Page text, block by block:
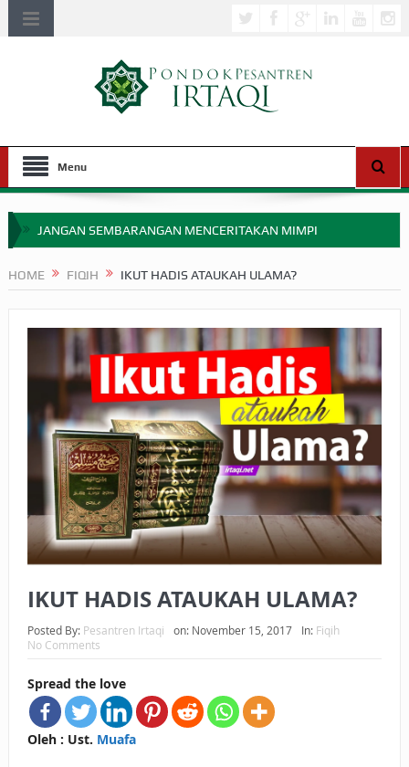
Menu
JANGAN SEMBARANGAN MENCERITAKAN MIMPI
APA HUKUM MEMPERCEPAT PEMBAYARAN ZAKAT
SEBELUM TIBA SAAT WAJIB?
HAKIKAT NIKMAT DI DUNIA!
BAGAIMANA CARA MEMBAYAR ZAKAT UANG?
UANG HARAM BISA MENJADI HALAL JIKA SEBAB
KEPEMILIKANNYA BERUBAH
ISTIDLAL BATIL VS ISTIDLAL SYAR’I
HUKUM MEMBAYAR ZAKAT DENGAN CARA MENGANGSUR
HUKUM MEMBAYAR ZAKAT KEPADA KERABAT SENDIRI
HOME FIQIH IKUT HADIS ATAUKAH ULAMA?
IKUT HADIS ATAUKAH ULAMA?
Posted By: Pesantren Irtaqi on: November 15, 2017 In: Fiqih
No Comments
Spread the love
Oleh : Ust. Muafa